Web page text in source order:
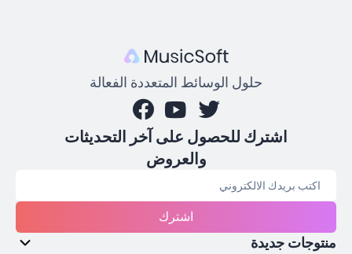
حلول الوسائط المتعددة الفعالة
اشترك للحصول على آخر التحديثات
والعروض
اشترك
منتوجات جديدة